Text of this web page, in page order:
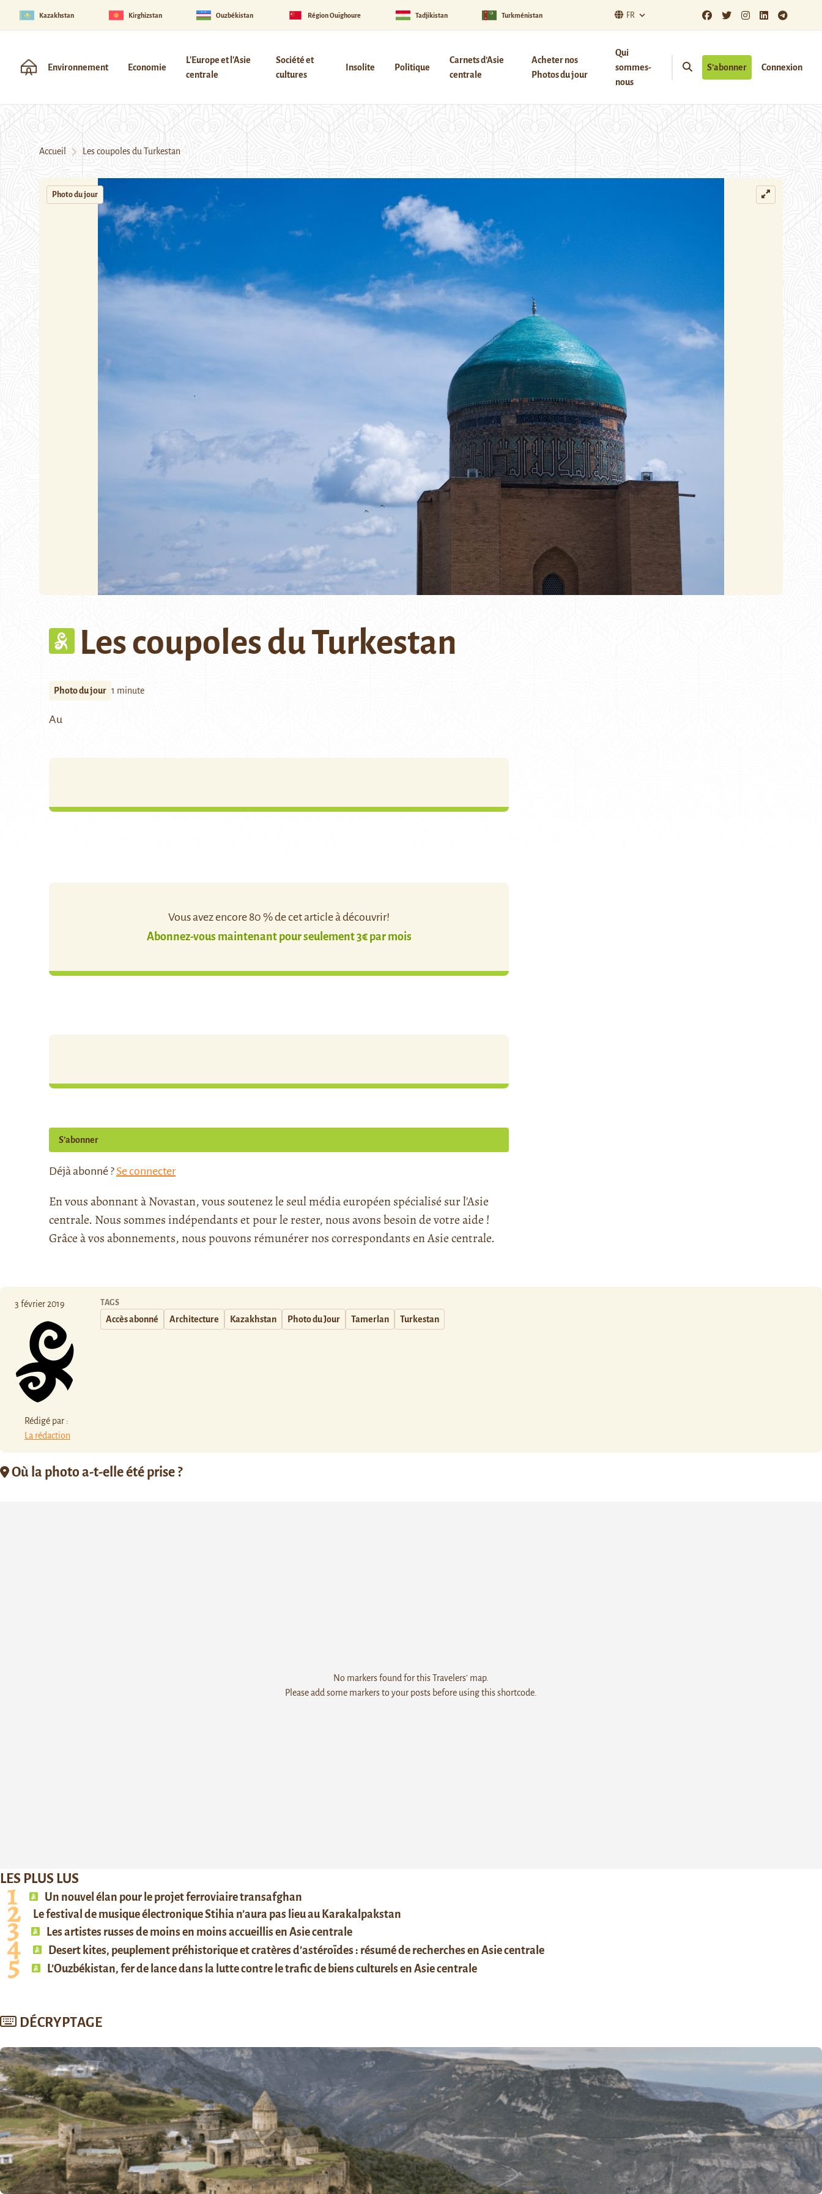
Kazakhstan Kirghizstan Ouzbékistan Région Ouïghoure Tadjikistan Turkménistan FR
Environnement Economie
L'Europe et l'Asie
centrale
Société et
cultures
Insolite Politique
Carnets d’Asie
centrale
Acheter nos
Photos du jour
Qui
sommes-
nous
S’abonner Connexion
Accueil Les coupoles du Turkestan
Photo du jour
Les coupoles du Turkestan
Photo du jour 1 minute
Au
Vous avez encore 80 % de cet article à découvrir!
Abonnez-vous maintenant pour seulement 3€ par mois
S’abonner
Déjà abonné ? Se connecter
En vous abonnant à Novastan, vous soutenez le seul média européen spécialisé sur l'Asie
centrale. Nous sommes indépendants et pour le rester, nous avons besoin de votre aide !
Grâce à vos abonnements, nous pouvons rémunérer nos correspondants en Asie centrale.
3 février 2019
Rédigé par :
La rédaction
TAGS
Accès abonné Architecture Kazakhstan Photo du Jour Tamerlan Turkestan
Où la photo a-t-elle été prise ?
No markers found for this Travelers' map.
Please add some markers to your posts before using this shortcode.
LES PLUS LUS
Un nouvel élan pour le projet ferroviaire transafghan
Le festival de musique électronique Stihia n’aura pas lieu au Karakalpakstan
Les artistes russes de moins en moins accueillis en Asie centrale
Desert kites, peuplement préhistorique et cratères d’astéroïdes : résumé de recherches en Asie centrale
L’Ouzbékistan, fer de lance dans la lutte contre le trafic de biens culturels en Asie centrale
DÉCRYPTAGE